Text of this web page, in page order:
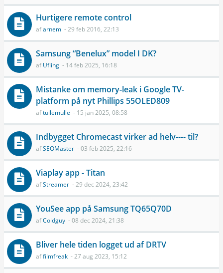
Hurtigere remote control
afarnem - 29 feb 2016, 22:13
Samsung “Benelux” model I DK?
afUfling - 14 feb 2025, 16:18
Mistanke om memory-leak i Google TV-
platform på nyt Phillips 55OLED809
aftullemulle - 15 jan 2025, 08:58
Indbygget Chromecast virker ad helv---- til?
afSEOMaster - 03 feb 2025, 22:16
Viaplay app - Titan
afStreamer - 29 dec 2024, 23:42
YouSee app på Samsung TQ65Q70D
afColdguy - 08 dec 2024, 21:38
Bliver hele tiden logget ud af DRTV
affilmfreak - 27 aug 2023, 15:12